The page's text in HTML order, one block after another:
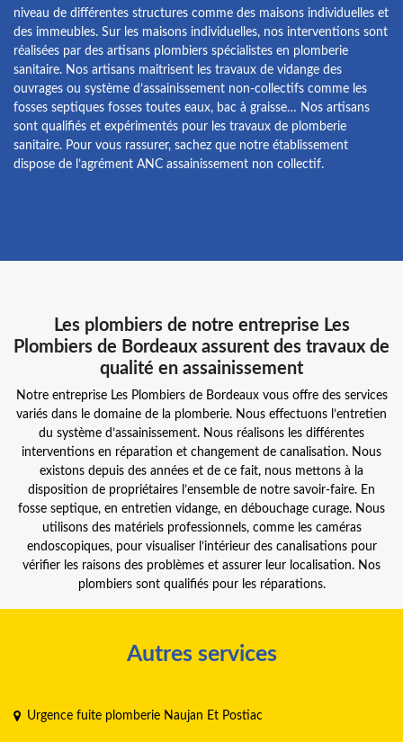
niveau de différentes structures comme des maisons individuelles et
des immeubles. Sur les maisons individuelles, nos interventions sont
réalisées par des artisans plombiers spécialistes en plomberie
sanitaire. Nos artisans maitrisent les travaux de vidange des
ouvrages ou système d’assainissement non-collectifs comme les
fosses septiques fosses toutes eaux, bac à graisse… Nos artisans
sont qualifiés et expérimentés pour les travaux de plomberie
sanitaire. Pour vous rassurer, sachez que notre établissement
dispose de l’agrément ANC assainissement non collectif.
Les plombiers de notre entreprise Les
Plombiers de Bordeaux assurent des travaux de
qualité en assainissement
Notre entreprise Les Plombiers de Bordeaux vous offre des services
variés dans le domaine de la plomberie. Nous effectuons l’entretien
du système d’assainissement. Nous réalisons les différentes
interventions en réparation et changement de canalisation. Nous
existons depuis des années et de ce fait, nous mettons à la
disposition de propriétaires l’ensemble de notre savoir-faire. En
fosse septique, en entretien vidange, en débouchage curage. Nous
utilisons des matériels professionnels, comme les caméras
endoscopiques, pour visualiser l’intérieur des canalisations pour
vérifier les raisons des problèmes et assurer leur localisation. Nos
plombiers sont qualifiés pour les réparations.
Autres services
Urgence fuite plomberie Naujan Et Postiac